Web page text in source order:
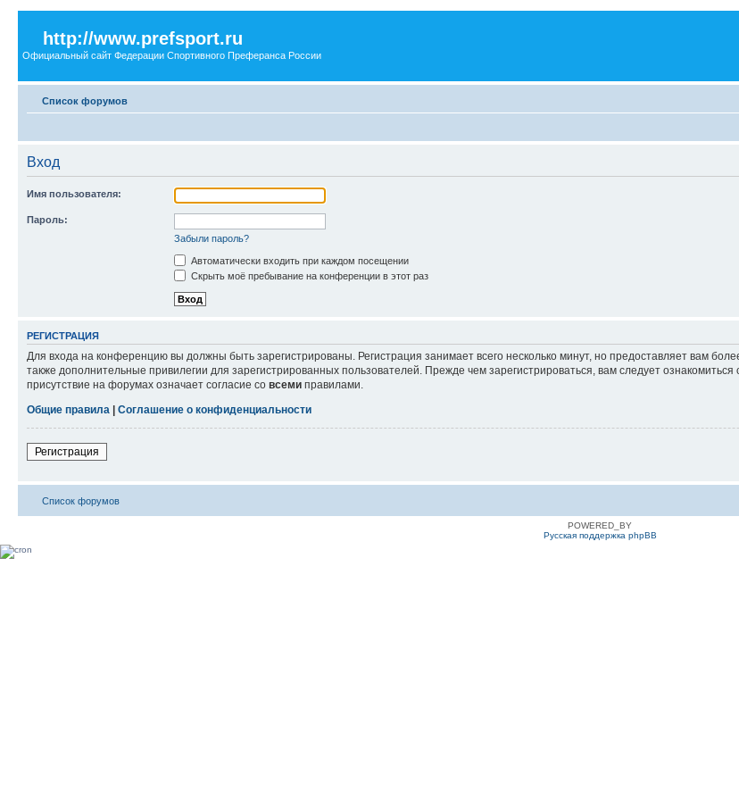
http://www.prefsport.ru
Официальный сайт Федерации Спортивного Преферанса России
Список форумов
Вход
Имя пользователя:
Пароль:
Забыли пароль?
Автоматически входить при каждом посещении
Скрыть моё пребывание на конференции в этот раз
РЕГИСТРАЦИЯ
Для входа на конференцию вы должны быть зарегистрированы. Регистрация занимает всего несколько минут, но предоставляет вам
также дополнительные привилегии для зарегистрированных пользователей. Прежде чем зарегистрироваться, вам следует
присутствие на форумах означает согласие со всеми правилами.
Общие правила
Соглашение о конфиденциальности
Регистрация
Список форумов
POWERED_BY
Русская поддержка phpBB